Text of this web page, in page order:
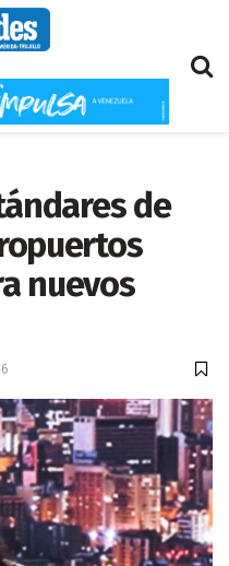
de
nuevos